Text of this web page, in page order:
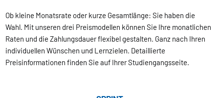
Ob kleine Monatsrate oder kurze Gesamtlänge: Sie haben die
Wahl. Mit unseren drei Preismodellen können Sie Ihre monatlichen
Raten und die Zahlungsdauer flexibel gestalten. Ganz nach Ihren
individuellen Wünschen und Lernzielen. Detaillierte
Preisinformationen finden Sie auf Ihrer Studiengangsseite.